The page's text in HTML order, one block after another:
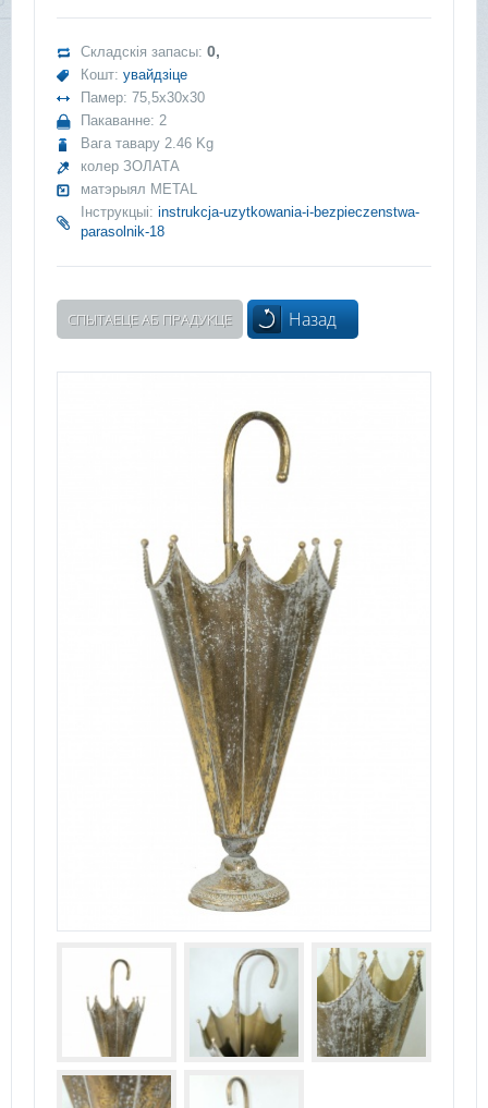
Складскія запасы:0,
Кошт:увайдзіце
Памер: 75,5x30x30
Пакаванне: 2
Вага тавару 2.46 Kg
колер ЗОЛАТА
матэрыял METAL
Інструкцыі:instrukcja-uzytkowania-i-bezpieczenstwa-
parasolnik-18
СПЫТАЕЦЕ АБ ПРАДУКЦЕ Назад